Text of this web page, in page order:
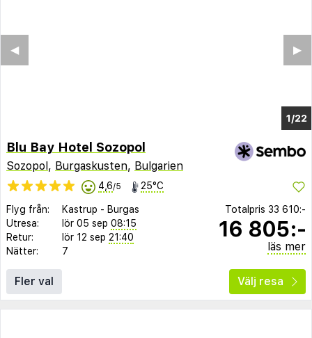
1/14
▶︎
◀︎
Blu Bay Hotel Sozopol
Sozopol , Burgaskusten, Bulgarien
4,6/5 25°C
Flyg från: Kastrup - Burgas
Utresa:
lör 05 sep 08:15
Retur:
lör 12 sep 21:40
Nätter:
7
Totalpris 33 610:-
16 805:-
läs mer
Fler val Välj resa